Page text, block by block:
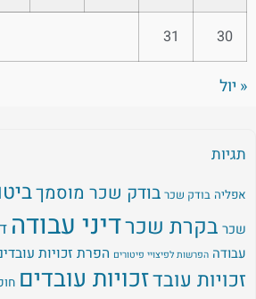
30
31
« יול
תגיות
אפליה בודק שכר בודק שכר מוסמך
שכרבקרת שכרדיני עבודה
עבודה הפרשות לפיצויי פיטורים הפרת זכויות עובדים
זכויות עובדזכויות עובדים